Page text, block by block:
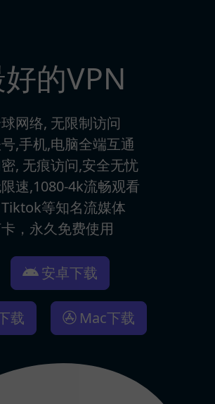
的VPN
网络, 无限制访问
,手机,电脑全端互通
, 无痕访问,安全无忧
速,1080-4k流畅观看
等知名流媒体
，永久免费使用
安卓下载
载 Mac下载